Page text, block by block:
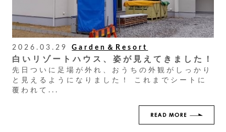
2026.03.29 Garden＆Resort
白いリゾートハウス、姿が見えてきました！
先日ついに足場が外れ、おうちの外観がしっかり
と見えるようになりました！ これまでシートに
覆われて...